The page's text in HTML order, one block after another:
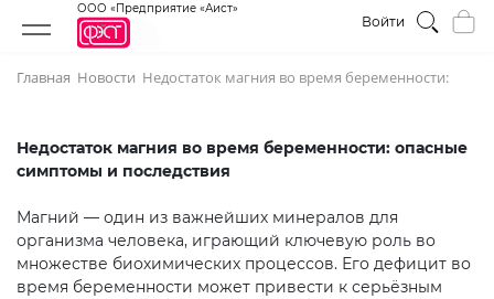
ООО «Предприятие «Аист»
Войти
Главная Новости Недостаток магния во время беременности:
Недостаток магния во время беременности: опасные
симптомы и последствия
Магний — один из важнейших минералов для
организма человека, играющий ключевую роль во
множестве биохимических процессов. Его дефицит во
время беременности может привести к серьёзным